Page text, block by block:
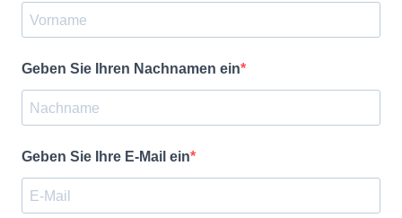
Geben Sie Ihren Nachnamen ein
Geben Sie Ihre E-Mail ein